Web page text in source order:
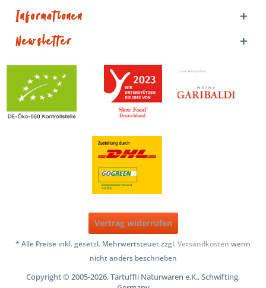
Informationen
Newsletter
Vertrag widerrufen
* Alle Preise inkl. gesetzl. Mehrwertsteuer zzgl.Versandkosten wenn
nicht anders beschrieben
Copyright © 2005-2026, Tartuffli Naturwaren e.K., Schwifting,